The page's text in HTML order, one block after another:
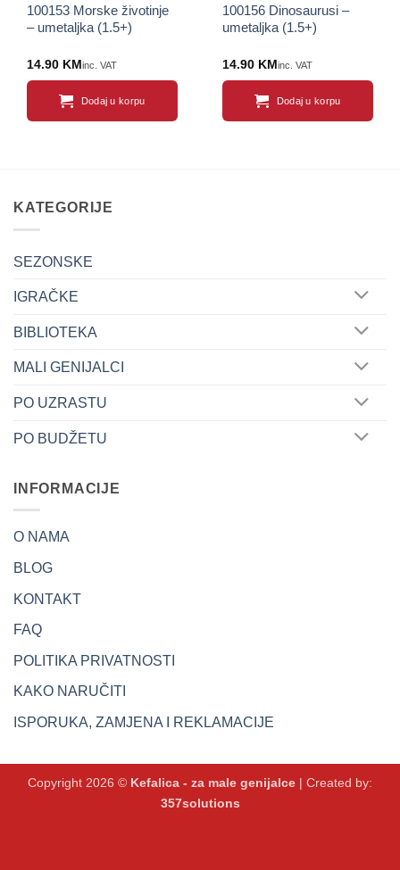
100153 Morske životinje
– umetaljka (1.5+)
14.90 KMinc. VAT
Dodaj u korpu
100156 Dinosaurusi –
umetaljka (1.5+)
14.90 KMinc. VAT
Dodaj u korpu
KATEGORIJE
SEZONSKE
IGRAČKE
BIBLIOTEKA
MALI GENIJALCI
PO UZRASTU
PO BUDŽETU
INFORMACIJE
O NAMA
BLOG
KONTAKT
FAQ
POLITIKA PRIVATNOSTI
KAKO NARUČITI
ISPORUKA, ZAMJENA I REKLAMACIJE
Copyright 2026 © Kefalica - za male genijalce | Created by:
357solutions